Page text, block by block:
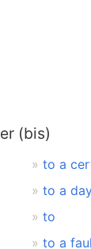
(bis)
to a
to a
to
to a